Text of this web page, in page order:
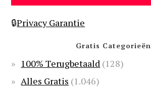
🔒Privacy Garantie
Gratis Categorieën
100% Terugbetaald (128)
Alles Gratis (1.046)